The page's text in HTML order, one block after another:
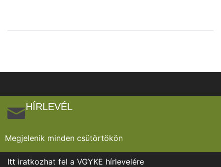
HÍRLEVÉL
Megjelenik minden csütörtökön
Itt iratkozhat fel a VGYKE hírlevelére